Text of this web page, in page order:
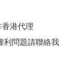
港代理
利問題請聯絡我